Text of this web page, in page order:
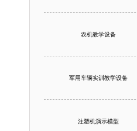
农机教学设备
军用车辆实训教学设备
注塑机演示模型